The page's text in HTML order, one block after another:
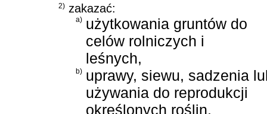
2) zakazać:
a) użytkowania gruntów do
celów rolniczych i
leśnych,
b) uprawy, siewu, sadzenia
używania do reprodukcji
określonych roślin,